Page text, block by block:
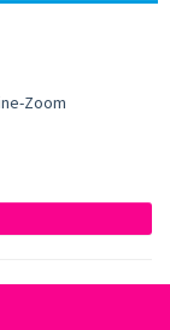
Zoom